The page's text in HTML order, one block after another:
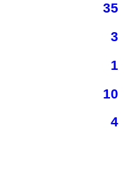
35
3
1
10
4